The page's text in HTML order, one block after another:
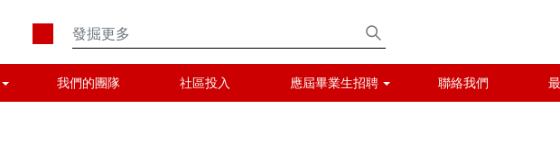
我們的團隊 社區投入 應屆畢業生招聘 聯絡我們